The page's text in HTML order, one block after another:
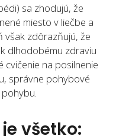
sa zhodujú, že
miesto v liečbe a
však zdôrazňujú, že
dlhodobému zdraviu
cvičenie na posilnenie
správne pohybové
všetko: